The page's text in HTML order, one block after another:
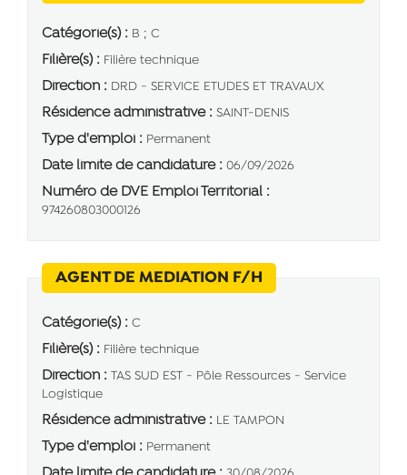
Catégorie(s) : B ; C
Filière(s) : Filière technique
Direction : DRD - SERVICE ETUDES ET TRAVAUX
Résidence administrative : SAINT-DENIS
Type d'emploi : Permanent
Date limite de candidature : 06/09/2026
Numéro de DVE Emploi Territorial :
974260803000126
AGENT DE MEDIATION F/H
Catégorie(s) : C
Filière(s) : Filière technique
Direction : TAS SUD EST - Pôle Ressources - Service
Logistique
Résidence administrative : LE TAMPON
Type d'emploi : Permanent